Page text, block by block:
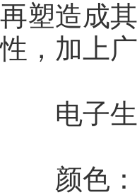
再塑造成
性，加上
电子生
颜色：